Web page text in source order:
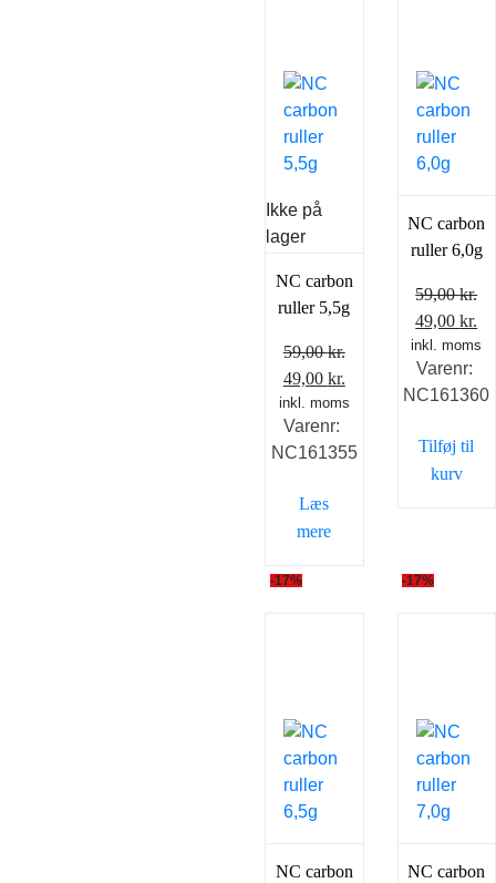
Ikke på
lager
NC carbon
ruller 5,5g
59,00kr.
Den
oprindelige
pris
var:
49,00 kr.
aktuelle
er:
inkl. moms
Varenr:
NC161355
Læs
mere
NC carbon
ruller 6,0g
59,00kr.
Den
pris
var:
49,00kr.
er:
inkl. moms
Varenr:
NC161360
Tilføj til
kurv
-17%
NC carbon
-17%
NC carbon